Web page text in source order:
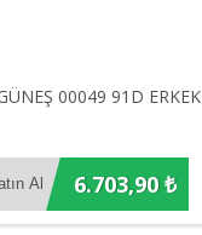
00049 91D ERKEK
6.703,90 ₺